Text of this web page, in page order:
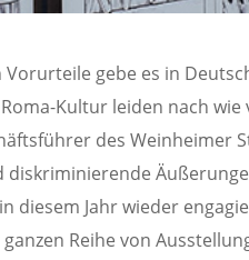
Vorurteile gebe es in
Kultur leiden nach wie
des Weinheimer
diesem Jahr wieder
Reihe von